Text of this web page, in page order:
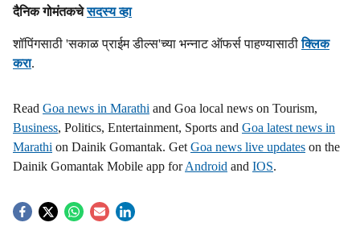
दैनिक गोमंतकचेसदस्य व्हा
शॉपिंगसाठी 'सकाळ प्राईम डील्स'च्या भन्नाट ऑफर्स पाहण्यासाठीक्लिक
करा.
Read Goa news in Marathi and Goa local news on Tourism,
Business, Politics, Entertainment, Sports and Goa latest news in
Marathi on Dainik Gomantak. Get Goa news live updates on the
Dainik Gomantak Mobile app forAndroid and IOS.